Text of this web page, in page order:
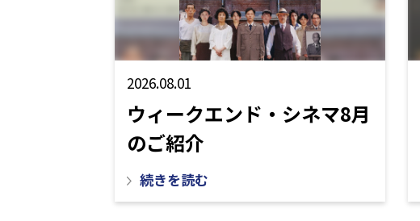
2026.08.01
ウィークエンド・シネマ8月
のご紹介
続きを読む